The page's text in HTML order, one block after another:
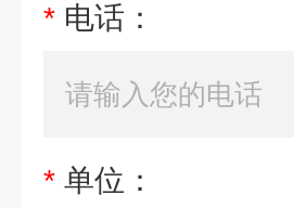
* 电话：
* 单位：